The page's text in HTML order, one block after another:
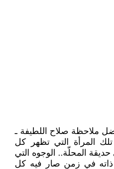
ملاحظة صلاح اللطيفة ـ
المرأة التي تظهر كل
المحلّة.. الوجوه التي
ذاته في زمنٍ صار فيه كل